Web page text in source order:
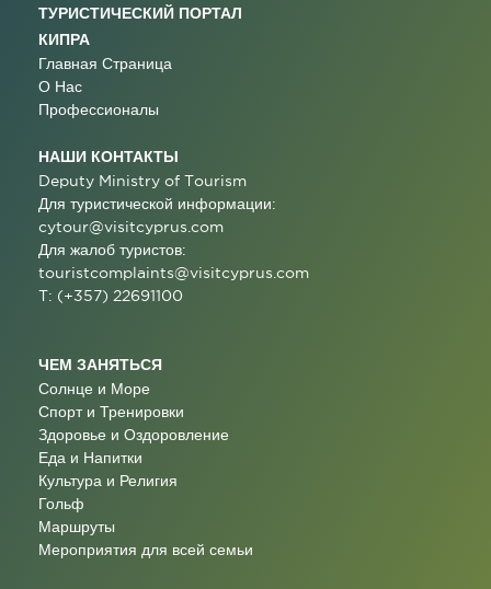
ТУРИСТИЧЕСКИЙ ПОРТАЛ
КИПРА
Главная Страница
О Нас
Профессионалы
НАШИ КОНТАКТЫ
Deputy Ministry of Tourism
Для туристической информации:
cytour@visitcyprus.com
Для жалоб туристов:
touristcomplaints@visitcyprus.com
T: (+357) 22691100
ЧЕМ ЗАНЯТЬСЯ
Солнце и Море
Спорт и Тренировки
Здоровье и Оздоровление
Еда и Напитки
Культура и Религия
Гольф
Маршруты
Мероприятия для всей семьи